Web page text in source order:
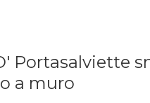
Portasalviette
a muro